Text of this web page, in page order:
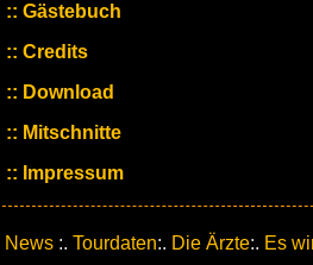
Gästebuch
Credits
Download
Mitschnitte
Impressum
News :. Tourdaten:. Die Ärzte:. Es